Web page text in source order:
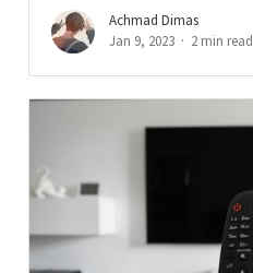
Achmad Dimas
Jan 9, 2023
2 min read